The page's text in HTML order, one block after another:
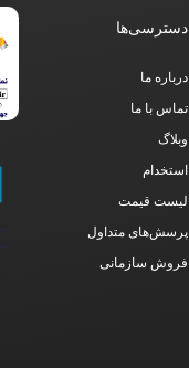
دسترسی‌ها
درباره ما
تماس با ما
وبلاگ
استخدام
لیست قیمت
پرسش‌های متداول
فروش سازمانی